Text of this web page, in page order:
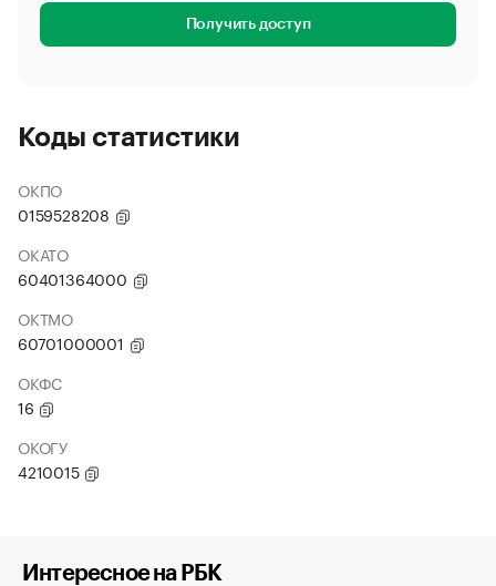
Получить доступ
Коды статистики
ОКПО
0159528208
ОКАТО
60401364000
ОКТМО
60701000001
ОКФС
16
ОКОГУ
4210015
Интересное на РБК